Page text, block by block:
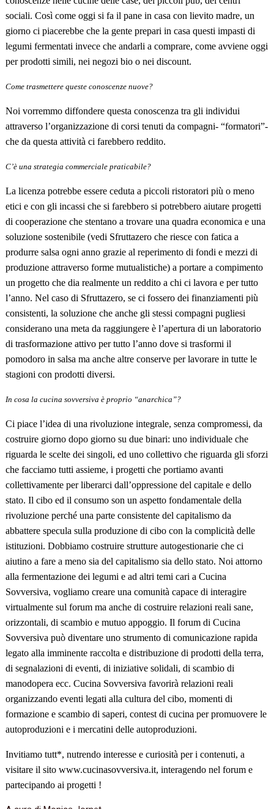
sociali. Così come oggi si fa il pane in casa con lievito madre, un
giorno ci piacerebbe che la gente prepari in casa questi impasti di
legumi fermentati invece che andarli a comprare, come avviene oggi
per prodotti simili, nei negozi bio o nei discount.
Come trasmettere queste conoscenze nuove?
Noi vorremmo diffondere questa conoscenza tra gli individui
attraverso l’organizzazione di corsi tenuti da compagni- “formatori”-
che da questa attivitàci farebbero reddito.
C’èuna strategia commerciale praticabile?
La licenza potrebbe essere ceduta a piccoli ristoratori più o meno
etici e con gli incassi che si farebbero si potrebbero aiutare progetti
di cooperazione che stentano a trovare una quadra economica e una
soluzione sostenibile (vedi Sfruttazero che riesce con fatica a
produrre salsa ogni anno grazie al reperimento di fondi e mezzi di
produzione attraverso forme mutualistiche) a portare a compimento
un progetto che dia realmente un reddito a chi ci lavora e per tutto
l’anno. Nel caso di Sfruttazero, se ci fossero dei finanziamenti più
consistenti, la soluzione che anche gli stessi compagni pugliesi
considerano una meta da raggiungere è l’apertura di un laboratorio
di trasformazione attivo per tutto l’anno dove si trasformi il
pomodoro in salsa ma anche altre conserve per lavorare in tutte le
stagioni con prodotti diversi.
In cosa la cucina sovversiva è proprio “anarchica”?
Ci piace l’idea di una rivoluzione integrale, senza compromessi, da
costruire giorno dopo giorno su due binari: uno individuale che
riguarda le scelte dei singoli, ed uno collettivo che riguarda gli sforzi
che facciamo tutti assieme, i progetti che portiamo avanti
collettivamente per liberarci dall’oppressione del capitale e dello
stato. Il cibo ed il consumo son un aspetto fondamentale della
rivoluzione perché una parte consistente del capitalismo da
abbattere specula sulla produzione di cibo con la complicitàdelle
istituzioni. Dobbiamo costruire strutture autogestionarie che ci
aiutino a fare a meno sia del capitalismo sia dello stato. Noi attorno
alla fermentazione dei legumi e ad altri temi cari a Cucina
Sovversiva, vogliamo creare una comunitàcapace di interagire
virtualmente sul forum ma anche di costruire relazioni reali sane,
orizzontali, di scambio e mutuo appoggio. Il forum di Cucina
Sovversiva può diventare uno strumento di comunicazione rapida
legato alla imminente raccolta e distribuzione di prodotti della terra,
di segnalazioni di eventi, di iniziative solidali, di scambio di
manodopera ecc. Cucina Sovversiva favoriràrelazioni reali
organizzando eventi legati alla cultura del cibo, momenti di
formazione e scambio di saperi, contest di cucina per promuovere le
autoproduzioni e i mercatini delle autoproduzioni.
Invitiamo tutt*, nutrendo interesse e curiositàper i contenuti, a
visitare il sito www.cucinasovversiva.it, interagendo nel forum e
partecipando ai progetti !